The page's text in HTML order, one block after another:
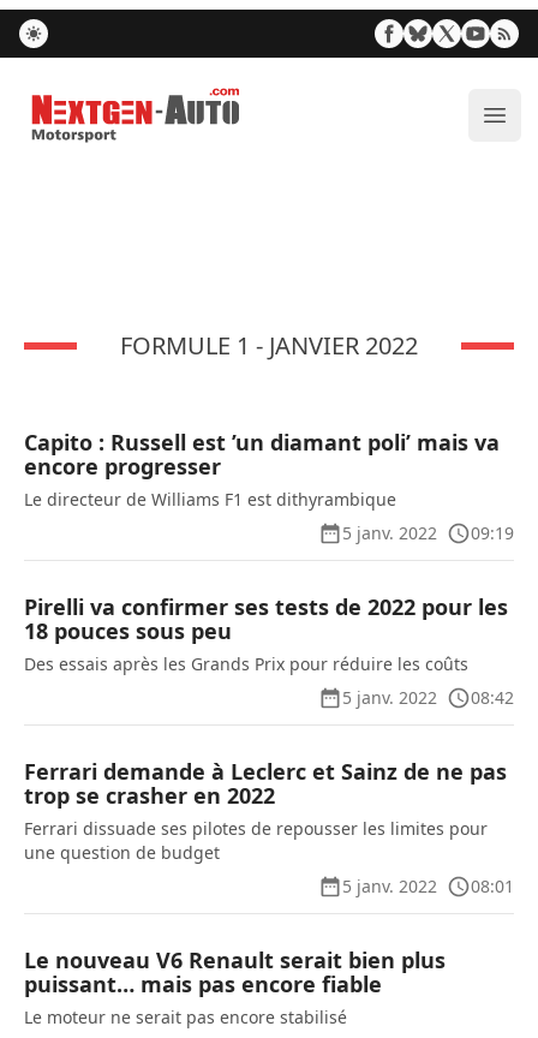
Nextgen-Auto.com
FORMULE 1 - JANVIER 2022
Capito : Russell est ’un diamant poli’ mais va
encore progresser
Le directeur de Williams F1 est dithyrambique
5 janv. 2022
09:19
Pirelli va confirmer ses tests de 2022 pour les
18 pouces sous peu
Des essais après les Grands Prix pour réduire les coûts
5 janv. 2022
08:42
Ferrari demande à Leclerc et Sainz de ne pas
trop se crasher en 2022
Ferrari dissuade ses pilotes de repousser les limites pour
une question de budget
5 janv. 2022
08:01
Le nouveau V6 Renault serait bien plus
puissant… mais pas encore fiable
Le moteur ne serait pas encore stabilisé